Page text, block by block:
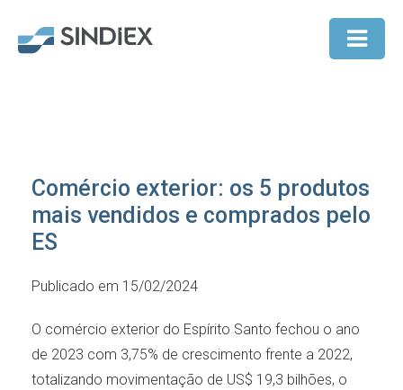
Comércio exterior: os 5 produtos
mais vendidos e comprados pelo
ES
Publicado em 15/02/2024
O comércio exterior do Espírito Santo fechou o ano
de 2023 com 3,75% de crescimento frente a 2022,
totalizando movimentação de US$ 19,3 bilhões, o